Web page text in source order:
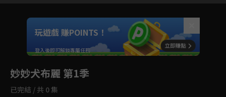
Unmute
如有不便請見諒
玩遊戲 賺POINTS！
登入後即可解鎖專屬任務
妙妙犬布麗 第1季
已完結 / 共 0 集